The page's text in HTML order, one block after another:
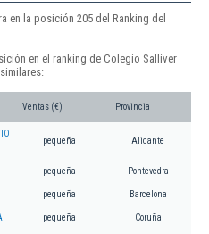
en la posición 205 del Ranking del
en el ranking de Colegio Salliver
Ventas (€) Provincia
pequeña Alicante
pequeña Pontevedra
pequeña Barcelona
pequeña Coruña